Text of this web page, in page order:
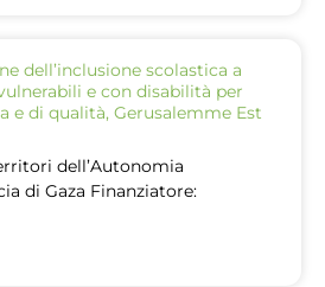
dell’inclusione scolastica a
e con disabilità per
e di qualità, Gerusalemme Est
dell’Autonomia
di Gaza Finanziatore: